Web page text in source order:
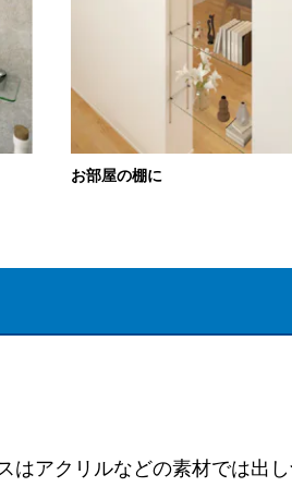
お部屋の棚に
はアクリルなどの素材では出